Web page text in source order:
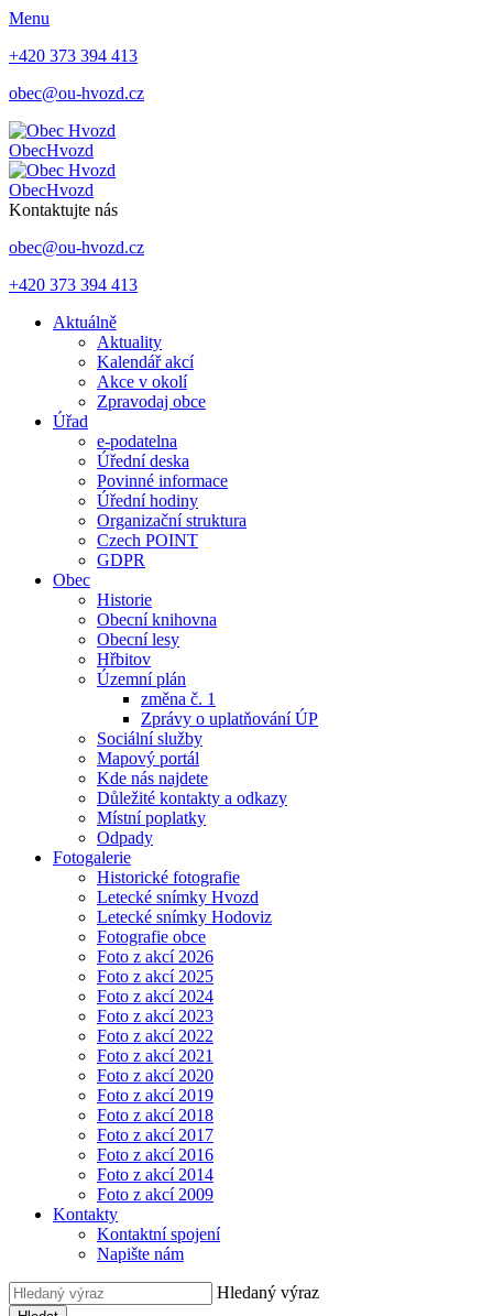
Menu
+420 373 394 413
obec@ou-hvozd.cz
ObecHvozd
ObecHvozd
Kontaktujte nás
obec@ou-hvozd.cz
+420 373 394 413
Aktuálně
Aktuality
Kalendář akcí
Akce v okolí
Zpravodaj obce
Úřad
e-podatelna
Úřední deska
Povinné informace
Úřední hodiny
Organizační struktura
Czech POINT
GDPR
Obec
Historie
Obecní knihovna
Obecní lesy
Hřbitov
Územní plán
změna č. 1
Zprávy o uplatňování ÚP
Sociální služby
Mapový portál
Kde nás najdete
Důležité kontakty a odkazy
Místní poplatky
Odpady
Fotogalerie
Historické fotografie
Letecké snímky Hvozd
Letecké snímky Hodoviz
Fotografie obce
Foto z akcí 2026
Foto z akcí 2025
Foto z akcí 2024
Foto z akcí 2023
Foto z akcí 2022
Foto z akcí 2021
Foto z akcí 2020
Foto z akcí 2019
Foto z akcí 2018
Foto z akcí 2017
Foto z akcí 2016
Foto z akcí 2014
Foto z akcí 2009
Kontakty
Kontaktní spojení
Napište nám
Hledaný výraz